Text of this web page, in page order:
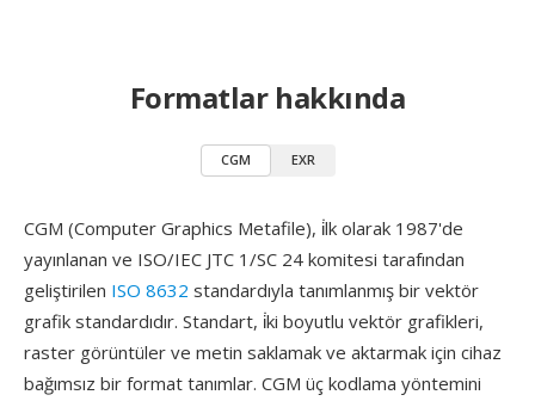
Formatlar hakkında
CGM EXR
CGM (Computer Graphics Metafile), i̇lk olarak 1987'de
yayınlanan ve ISO/IEC JTC 1/SC 24 komitesi tarafından
geliştirilen ISO 8632 standardıyla tanımlanmış bir vektör
grafik standardıdır. Standart, i̇ki boyutlu vektör grafikleri,
raster görüntüler ve metin saklamak ve aktarmak için cihaz
bağımsız bir format tanımlar. CGM üç kodlama yöntemini